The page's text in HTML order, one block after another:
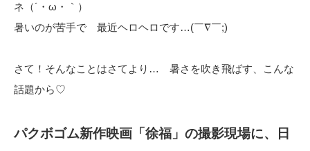
ネ（´・ω・｀）
暑いのが苦手で 最近ヘロヘロです…(￣∇￣;)
さて！そんなことはさてより… 暑さを吹き飛ばす、こんな
話題から♡
パクボゴム新作映画「徐福」の撮影現場に、日